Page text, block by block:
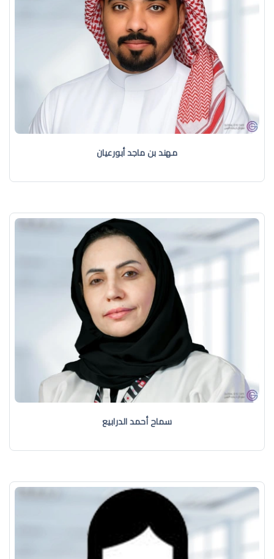
مهند بن ماجد أبورعيان
سماح أحمد الدرابيع